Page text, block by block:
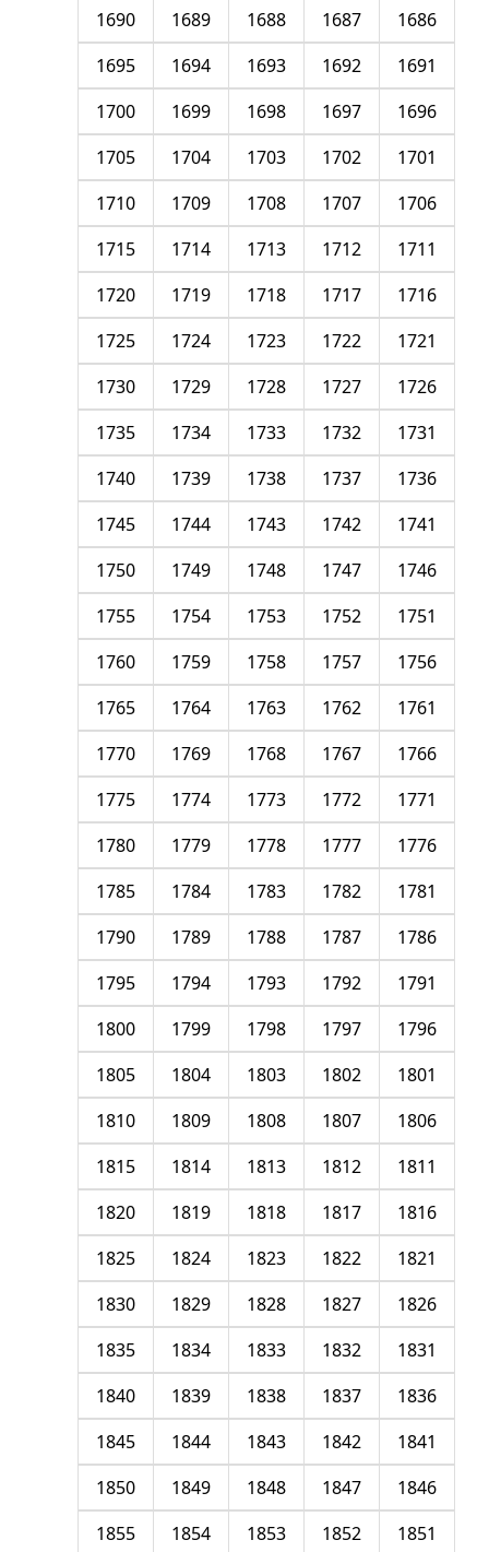
1686
1687
1688
1689
1690
1691
1692
1693
1694
1695
1696
1697
1698
1699
1700
1701
1702
1703
1704
1705
1706
1707
1708
1709
1710
1711
1712
1713
1714
1715
1716
1717
1718
1719
1720
1721
1722
1723
1724
1725
1726
1727
1728
1729
1730
1731
1732
1733
1734
1735
1736
1737
1738
1739
1740
1741
1742
1743
1744
1745
1746
1747
1748
1749
1750
1751
1752
1753
1754
1755
1756
1757
1758
1759
1760
1761
1762
1763
1764
1765
1766
1767
1768
1769
1770
1771
1772
1773
1774
1775
1776
1777
1778
1779
1780
1781
1782
1783
1784
1785
1786
1787
1788
1789
1790
1791
1792
1793
1794
1795
1796
1797
1798
1799
1800
1801
1802
1803
1804
1805
1806
1807
1808
1809
1810
1811
1812
1813
1814
1815
1816
1817
1818
1819
1820
1821
1822
1823
1824
1825
1826
1827
1828
1829
1830
1831
1832
1833
1834
1835
1836
1837
1838
1839
1840
1841
1842
1843
1844
1845
1846
1847
1848
1849
1850
1851
1852
1853
1854
1855